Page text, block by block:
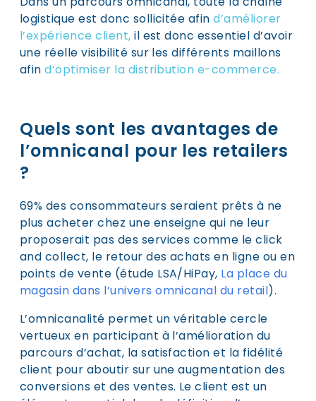
logistique est donc sollicitée afind’améliorer
l’expérience client, il est donc essentiel d’avoir
une réelle visibilité sur les différents maillons
afind’optimiser la distribution e-commerce.
Quels sont les avantages de
l’omnicanal pour les retailers
?
69% des consommateurs seraient prêts à ne
plus acheter chez une enseigne qui ne leur
proposerait pas des services comme le click
and collect, le retour des achats en ligne ou en
points de vente (étude LSA/HiPay, La place du
magasin dans l’univers omnicanal du retail).
L’omnicanalité permet un véritable cercle
vertueux en participant à l’amélioration du
parcours d’achat, la satisfaction et la fidélité
client pour aboutir sur une augmentation des
conversions et des ventes. Le client est un